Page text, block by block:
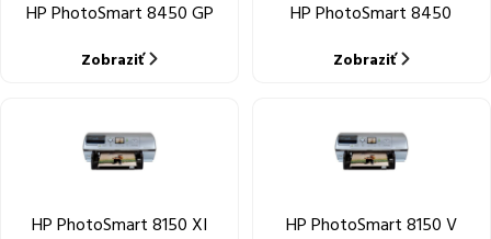
HP PhotoSmart 8450 GP
Zobraziť
HP PhotoSmart 8450
Zobraziť
HP PhotoSmart 8150 XI HP PhotoSmart 8150 V